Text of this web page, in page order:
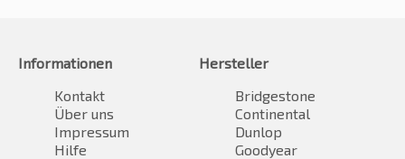
Informationen
Kontakt
Über uns
Impressum
Hilfe
Hersteller
Bridgestone
Continental
Dunlop
Goodyear